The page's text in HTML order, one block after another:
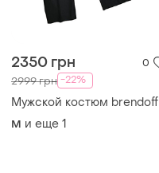
2350 грн 0
2999 грн -22%
Мужской костюм brendoff
M и еще 1